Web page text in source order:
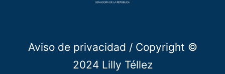
Aviso de privacidad / Copyright ©
2024 Lilly Téllez